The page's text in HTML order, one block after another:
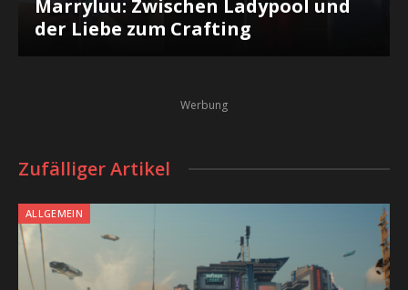
Marryluu: Zwischen Ladypool und
der Liebe zum Crafting
Werbung
Zufälliger Artikel
ALLGEMEIN